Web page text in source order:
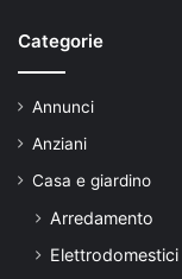
Categorie
Annunci
Anziani
Casa e giardino
Arredamento
Elettrodomestici